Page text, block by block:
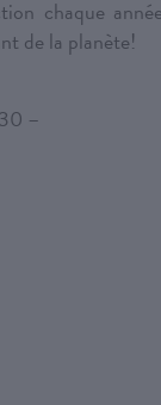
chaque
de la planète!
–